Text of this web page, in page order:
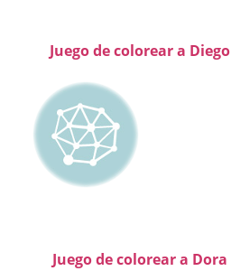
Juego de colorear a Diego
Juego de colorear a Dora